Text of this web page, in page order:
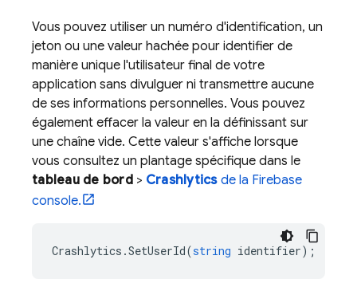
Vous pouvez utiliser un numéro d'identification, un
jeton ou une valeur hachée pour identifier de
manière unique l'utilisateur final de votre
application sans divulguer ni transmettre aucune
de ses informations personnelles. Vous pouvez
également effacer la valeur en la définissant sur
une chaîne vide. Cette valeur s'affiche lorsque
vous consultez un plantage spécifique dans le
tableau de bord> Crashlyticsde la Firebase
console.
Crashlytics .SetUserId(string identifier);